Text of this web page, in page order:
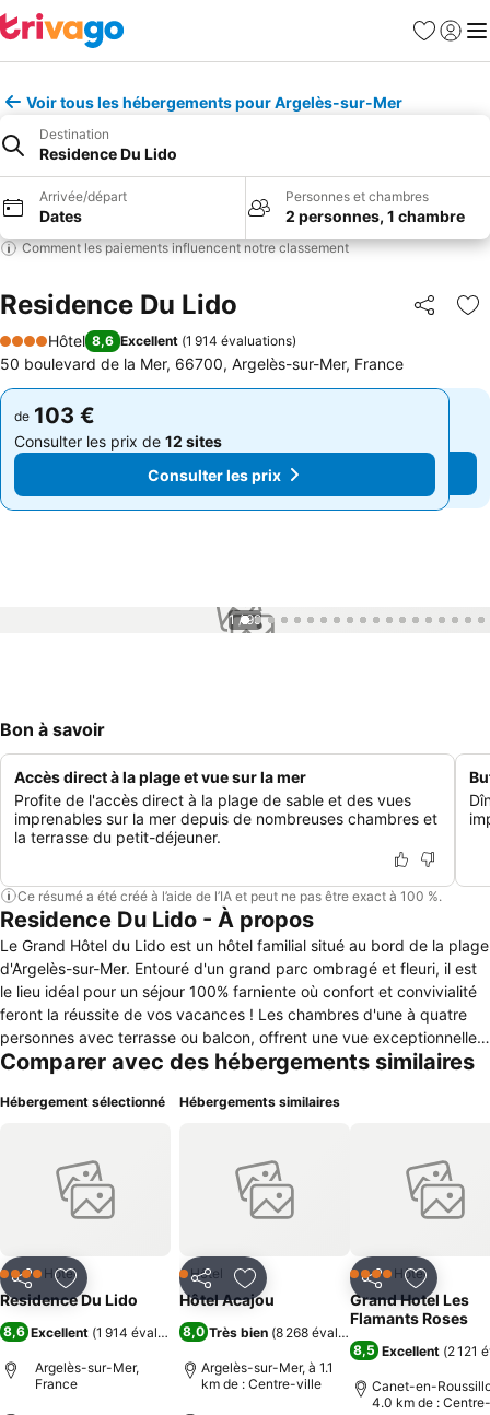
Favoris
Se
Voir tous les hébergements pour Argelès-sur-Mer
Destination
Residence Du Lido
Arrivée/départ
Dates
Personnes et chambres
2 personnes, 1 chambre
Comment les paiements influencent notre classement
Residence Du Lido Partager
4 Étoiles
Hôtel 8,6 Excellent (1 914 évaluations)
50 boulevard de la Mer, 66700, Argelès-sur-Mer, France
de 103 €
Consulter les prix de 12 sites
Consulter les prix
de 103 €
Consulter les prix de 12 sites
Consulter les prix
1 / 99
Bon à savoir
Accès direct à la plage et vue sur la mer
Profite de l'accès direct à la plage de sable et des vues
imprenables sur la mer depuis de nombreuses chambres et
la terrasse du petit-déjeuner.
Ce résumé a été créé à l’aide de l’IA et peut ne pas être exact à 100 %.
Residence Du Lido - À propos
Le Grand Hôtel du Lido est un hôtel familial situé au bord de la plage
d'Argelès-sur-Mer. Entouré d'un grand parc ombragé et fleuri, il est
le lieu idéal pour un séjour 100% farniente où confort et convivialité
feront la réussite de vos vacances ! Les chambres d'une à quatre
personnes avec terrasse ou balcon, offrent une vue exceptionnelle
sur la Méditerranée, le jardin ou les Albères. Pour parfaire votre
sur la plage privée de l'hôtel (de juin à septembre, payante en juillet
restaurant panoramique face à la mer. La résidence de
l'établissement met également à votre disposition des appartements
spacieux et bien équipés pour jusqu'à 6 personnes avec terrasse.
Comparer avec des hébergements similaires
Hébergement sélectionné
PartagerAjouter à mes favoris
4 ÉtoilesHôtel
Residence Du Lido
8,6 Excellent (1 914 évaluations)
Argelès-sur-Mer,
France
Hébergements similaires
PartagerAjouter à mes favoris
1 Étoiles
Hôtel
Hôtel Acajou
8,0 Très bien (8 268 évaluations
Argelès-sur-Mer, à 1.1
km de : Centre-ville
PartagerAjouter
4 ÉtoilesHôtel
Grand Hotel Les
Flamants Roses
8,5 Excellent (2 121
Canet-en-
4.0 km de :